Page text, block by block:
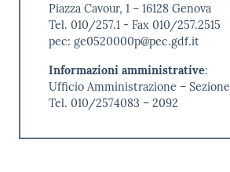
Piazza Cavour, 1 – 16128 Genova
Tel. 010/257.1 - Fax 010/257.2515
pec: ge0520000p@pec.gdf.it
Informazioni amministrative:
Ufficio Amministrazione –
Tel. 010/2574083 – 2092